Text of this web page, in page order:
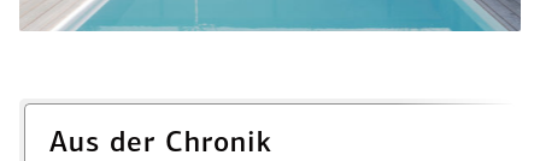
Aus der Chronik